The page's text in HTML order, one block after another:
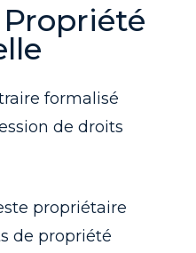
formalisé
de droits
propriétaire
de propriété